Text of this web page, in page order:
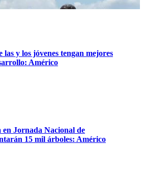
y los jóvenes tengan mejores
Américo
Jornada Nacional de
15 mil árboles: Américo